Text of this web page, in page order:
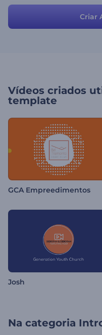
Criar
Vídeos criados
template
GCA Empreedimentos
Josh
Na categoria